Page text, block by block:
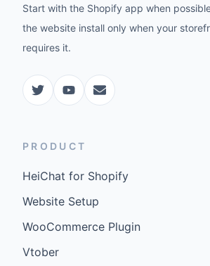
Start with the Shopify app when
the website install only when your
requires it.
PRODUCT
HeiChat for Shopify
Website Setup
WooCommerce Plugin
Vtober